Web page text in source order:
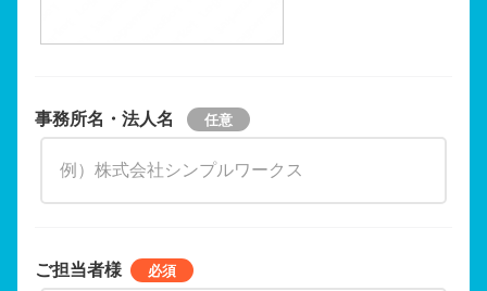
事務所名・法人名
ご担当者様